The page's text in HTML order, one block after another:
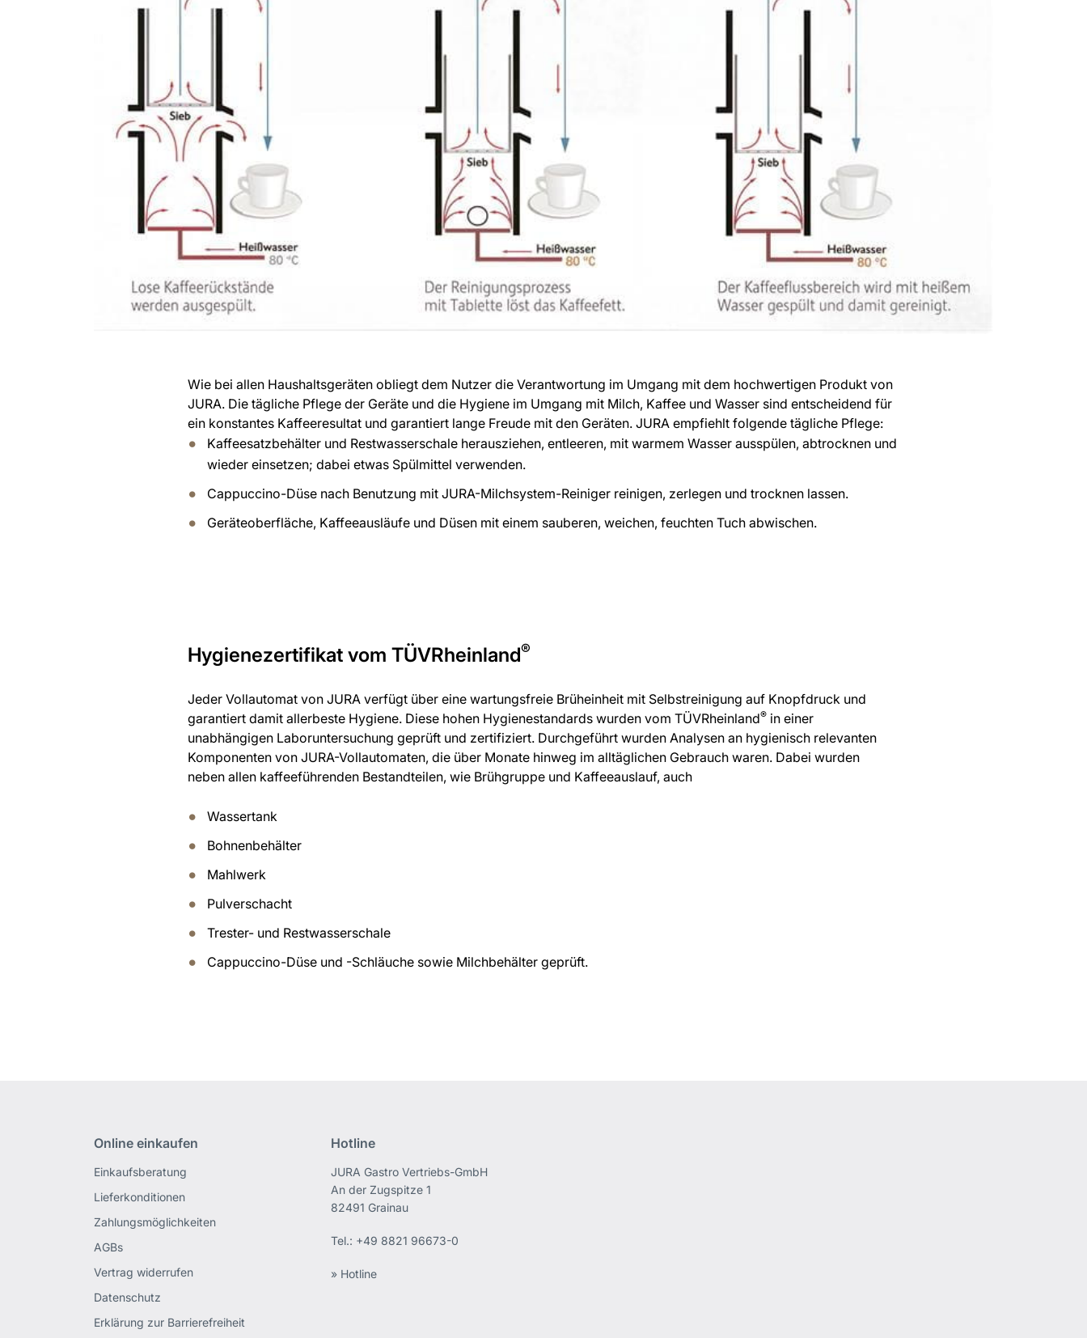
Wie bei allen Haushaltsgeräten obliegt dem Nutzer die Verantwortung im Umgang mit dem hochwertigen Produkt von
JURA. Die tägliche Pflege der Geräte und die Hygiene im Umgang mit Milch, Kaffee und Wasser sind entscheidend für
ein konstantes Kaffeeresultat und garantiert lange Freude mit den Geräten. JURA empfiehlt folgende tägliche Pflege:
Kaffeesatzbehälter und Restwasserschale herausziehen, entleeren, mit warmem Wasser ausspülen, abtrocknen und
wieder einsetzen; dabei etwas Spülmittel verwenden.
Cappuccino-Düse nach Benutzung mit JURA-Milchsystem-Reiniger reinigen, zerlegen und trocknen lassen.
Geräteoberfläche, Kaffeeausläufe und Düsen mit einem sauberen, weichen, feuchten Tuch abwischen.
Hygienezertifikat vom TÜVRheinland®
Jeder Vollautomat von JURA verfügt über eine wartungsfreie Brüheinheit mit Selbstreinigung auf Knopfdruck und
garantiert damit allerbeste Hygiene. Diese hohen Hygienestandards wurden vom TÜVRheinland® in einer
unabhängigen Laboruntersuchung geprüft und zertifiziert. Durchgeführt wurden Analysen an hygienisch relevanten
Komponenten von JURA-Vollautomaten, die über Monate hinweg im alltäglichen Gebrauch waren. Dabei wurden
neben allen kaffeeführenden Bestandteilen, wie Brühgruppe und Kaffeeauslauf, auch
Wassertank
Bohnenbehälter
Mahlwerk
Pulverschacht
Trester- und Restwasserschale
Cappuccino-Düse und -Schläuche sowie Milchbehälter geprüft.
Online einkaufen
Einkaufsberatung
Lieferkonditionen
Zahlungsmöglichkeiten
AGBs
Vertrag widerrufen
Datenschutz
Erklärung zur Barrierefreiheit
Hotline
JURA Gastro Vertriebs-GmbH
An der Zugspitze 1
82491 Grainau
Tel.: +49 8821 96673-0
» Hotline